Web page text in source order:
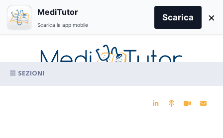
content
for:
MediTutor
Scarica la app mobile
Scarica ×